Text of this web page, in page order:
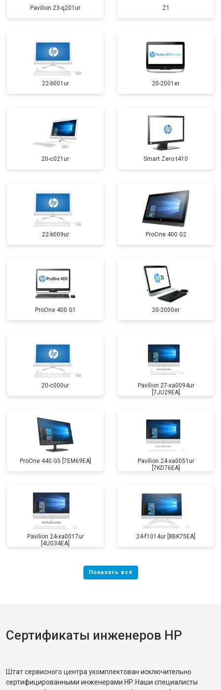
Pavilion 23-q201ur Z1
22-b001ur 20-2001er
20-c021ur Smart Zero t410
22-b009ur ProOne 400 G2
ProOne 400 G1 20-2000er
20-c000ur
Pavilion 27-xa0094ur
[7JU29EA]
ProOne 440 G5 [7EM69EA]
Pavilion 24-xa0051ur
[7KD76EA]
Pavilion 24-xa0017ur
[4UG34EA]
24-f1014ur [8BK75EA]
Сертификаты инженеров HP
Штат сервисного центра укомплектован исключительно
сертифицированными инженерами HP. Наши специалисты